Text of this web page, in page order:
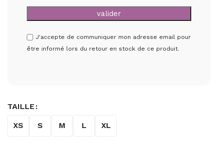
J'accepte de communiquer mon adresse email pour
être informé lors du retour en stock de ce produit.
TAILLE
XS S M L XL